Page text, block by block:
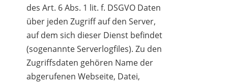
des Art. 6 Abs. 1 lit. f. DSGVO Daten
über jeden Zugriff auf den Server,
auf dem sich dieser Dienst befindet
(sogenannte Serverlogfiles). Zu den
Zugriffsdaten gehören Name der
abgerufenen Webseite, Datei,